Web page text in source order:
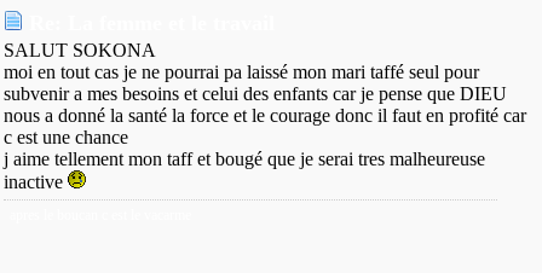
SALUT SOKONA
moi en tout cas je ne pourrai pa laissé mon mari taffé seul pour
subvenir a mes besoins et celui des enfants car je pense que DIEU
nous a donné la santé la force et le courage donc il faut en profité car
c est une chance
j aime tellement mon taff et bougé que je serai tres malheureuse
inactive